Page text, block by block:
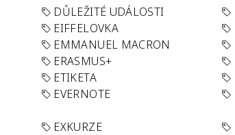
DŮLEŽITÉ UDÁLOSTI
EIFFELOVKA
EMMANUEL MACRON
ERASMUS+
ETIKETA
EVERNOTE
EXKURZE